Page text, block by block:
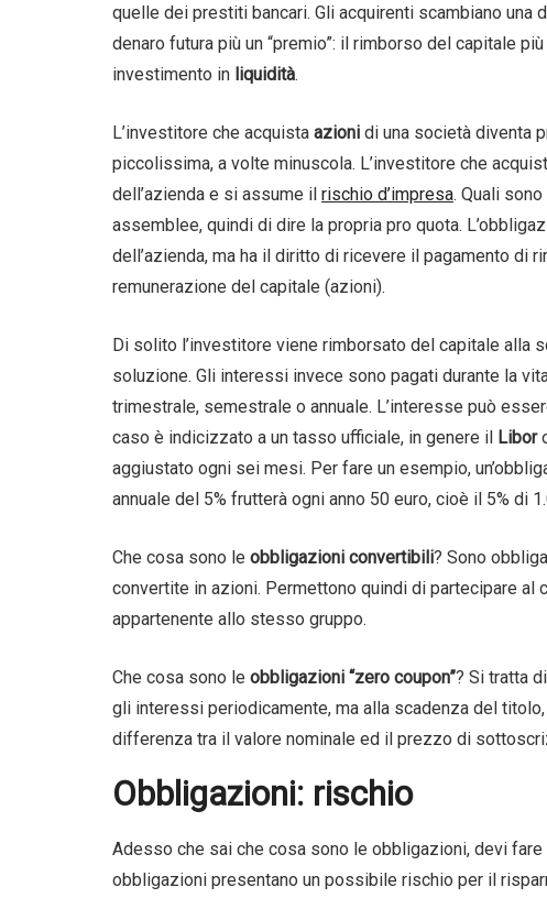
quelle dei prestiti bancari. Gli acquirenti scambiano
denaro futura più un “premio”: il rimborso del capitale
investimento in liquidità.
L’investitore che acquista azioni di una società diventa
piccolissima, a volte minuscola. L’investitore che
dell’azienda e si assume il rischio d’impresa. Quali
assemblee, quindi di dire la propria pro quota.
dell’azienda, ma ha il diritto di ricevere il pagamento
remunerazione del capitale (azioni).
Di solito l’investitore viene rimborsato del capitale alla
soluzione. Gli interessi invece sono pagati durante la
trimestrale, semestrale o annuale. L’interesse può
caso è indicizzato a un tasso ufficiale, in genere il Libor
aggiustato ogni sei mesi. Per fare un esempio,
annuale del 5% frutterà ogni anno 50 euro, cioè il 5% di
Che cosa sono le obbligazioni convertibili? Sono
convertite in azioni. Permettono quindi di partecipare
appartenente allo stesso gruppo.
Che cosa sono le obbligazioni “zero coupon”? Si tratta
gli interessi periodicamente, ma alla scadenza del
differenza tra il valore nominale ed il prezzo di
Obbligazioni: rischio
Adesso che sai che cosa sono le obbligazioni, devi
obbligazioni presentano un possibile rischio per il